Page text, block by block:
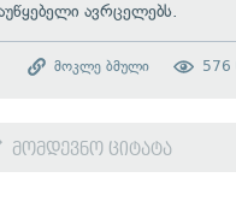
ავრცელებს.
576
მოკლე ბმული
მომდევნო ციტატა